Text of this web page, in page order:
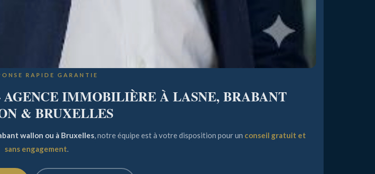
RAPIDE GARANTIE
IMMOBILIÈRE À LASNE, BRABANT
& BRUXELLES
wallon ou à Bruxelles, notre équipe est à votre disposition pour un conseil gratuit et
sans engagement.